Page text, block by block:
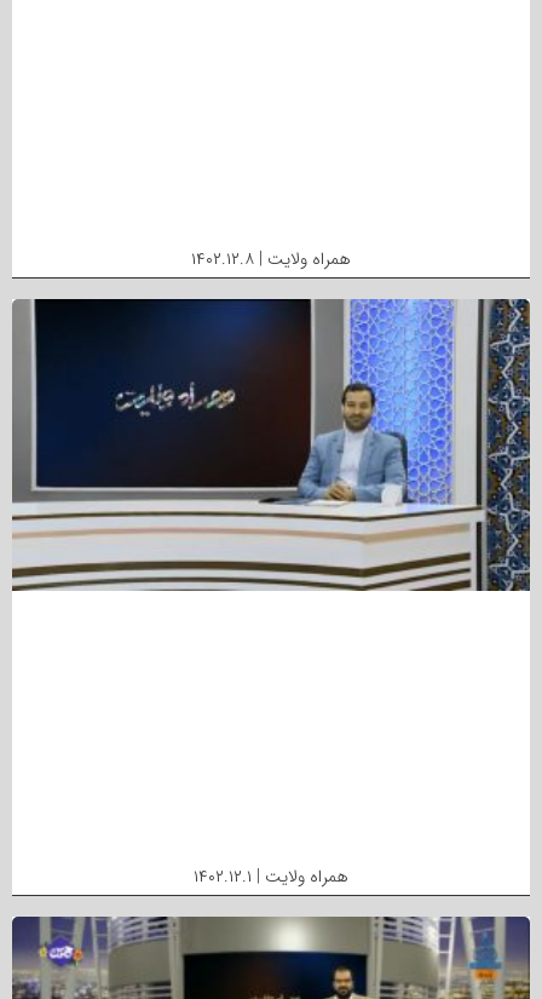
همراه ولایت | ۱۴۰۲.۱۲.۸
همراه ولایت | ۱۴۰۲.۱۲.۱